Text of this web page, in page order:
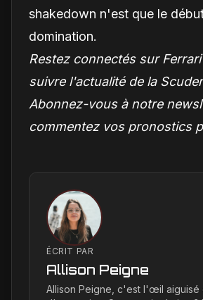
shakedown n'est que le
domination.
Restez connectés sur
suivre l'actualité de la
Abonnez-vous à notre
commentez vos pronostics
ÉCRIT PAR
Allison Peigne
Allison Peigne, c'est l'œil aiguisé